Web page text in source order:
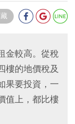
金較高。從稅
樓的地價稅及
果要投資，一
值上，都比樓